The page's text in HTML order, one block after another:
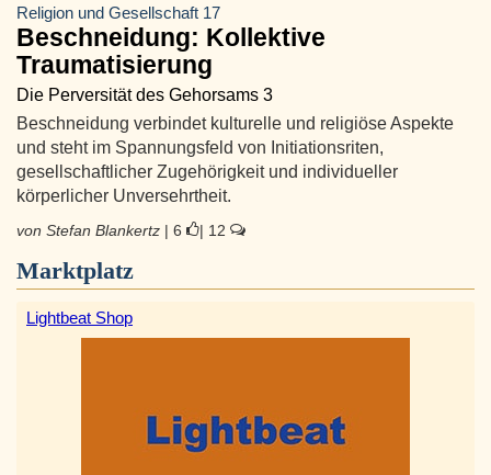
Religion und Gesellschaft 17
Beschneidung: Kollektive
Traumatisierung
Die Perversität des Gehorsams 3
Beschneidung verbindet kulturelle und religiöse Aspekte
und steht im Spannungsfeld von Initiationsriten,
gesellschaftlicher Zugehörigkeit und individueller
körperlicher Unversehrtheit.
von Stefan Blankertz | 6 | 12
Marktplatz
Lightbeat Shop